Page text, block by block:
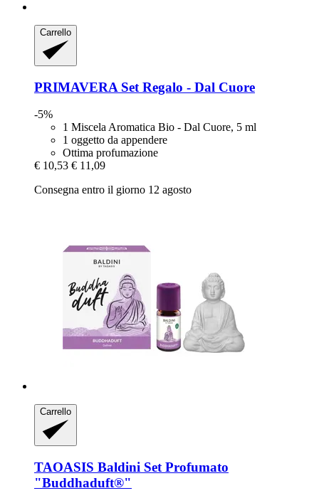
Carrello
PRIMAVERA Set Regalo -​ Dal Cuore
-5%
1 Miscela Aromatica Bio - Dal Cuore, 5 ml
1 oggetto da appendere
Ottima profumazione
€ 10,53 € 11,09
Consegna entro il giorno 12 agosto
Carrello
TAOASIS Baldini Set Profumato
"Buddhaduft®"